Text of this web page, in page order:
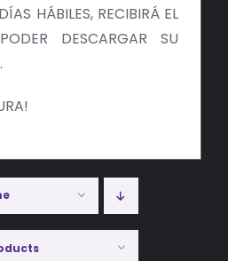
HÁBILES, RECIBIRÁ EL
DESCARGAR SU